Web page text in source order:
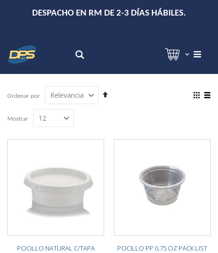
DESPACHO EN RM DE 2-3 DÍAS HÁBILES.
Ordenar por
Establecer
View
Mostrar
POCILLO NATURAL C/TAPA
POCILLO PP 0,75 OZ PACK LIST